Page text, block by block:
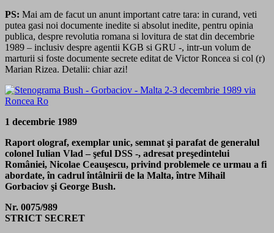
PS: Mai am de facut un anunt important catre tara: in curand, veti
putea gasi noi documente inedite si absolut inedite, pentru opinia
publica, despre revolutia romana si lovitura de stat din decembrie
1989 – inclusiv despre agentii KGB si GRU -, intr-un volum de
marturii si foste documente secrete editat de Victor Roncea si col (r)
Marian Rizea. Detalii: chiar azi!
1 decembrie 1989
Raport olograf, exemplar unic, semnat şi parafat de generalul
colonel Iulian Vlad – şeful DSS -, adresat preşedintelui
României, Nicolae Ceauşescu, privind problemele ce urmau a fi
abordate, în cadrul întâlnirii de la Malta, între Mihail
Gorbaciov şi George Bush.
Nr. 0075/989
STRICT SECRET